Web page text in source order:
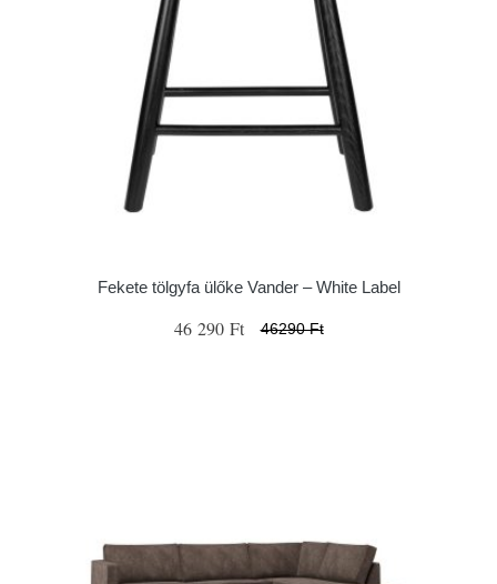
Fekete tölgyfa ülőke Vander – White Label
46 290 Ft 46290 Ft